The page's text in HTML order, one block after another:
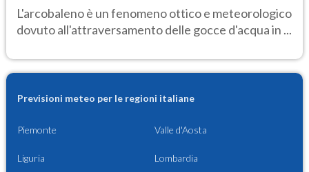
L'arcobaleno è un fenomeno ottico e meteorologico
dovuto all'attraversamento delle gocce d'acqua in ...
Previsioni meteo per le regioni italiane
Piemonte Valle d'Aosta
Liguria Lombardia